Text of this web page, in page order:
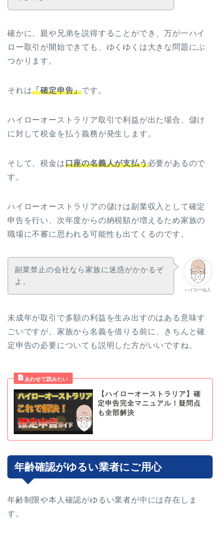
確かに、親や兄弟を説得することができ、万が一ハイ
ロー取引が開始できても、ゆくゆくは大きな問題にぶ
つかります。
それは「確定申告」です。
ハイローオーストラリア取引で利益が出た場合、儲け
に対して税金を払う義務が発生します。
そして、税金は口座の名義人が支払う必要があるので
す。
ハイローオーストラリアの儲けは副業収入として確定
申告を行い、次年度からの納税額が増えるため家族の
職場に不審に思われる可能性も出てくるのです。
ハイロー仙人
副業禁止の会社なら家族に迷惑がかかるぞ
よ。
未成年が取引で多額の利益を生み出すのはある意味す
ごいですが、家族から名義を借りる前に、きちんと確
定申告の必要についても説明した方がいいですね。
【ハイローオーストラリア】確
定申告完全マニュアル！疑問点
も全部解決
年齢確認がゆるい業者にご用心
年齢制限や本人確認がゆるい業者が中には存在しま
す。